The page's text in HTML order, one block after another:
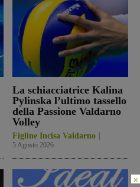
La schiacciatrice Kalina
Pylinska l’ultimo tassello
della Passione Valdarno
Volley
Figline Incisa Valdarno
5 Agosto 2026
×